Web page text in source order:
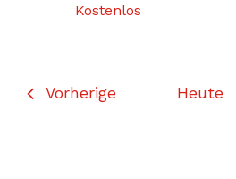
Kostenlos
Vorherige Veranstaltungen
Heute